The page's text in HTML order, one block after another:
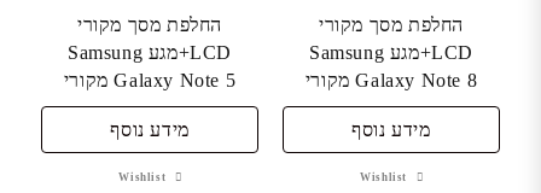
החלפת מסך מקורי
LCD+מגע Samsung
Galaxy Note 8 מקורי
מידע נוסף
Wishlist
החלפת מסך מקורי
LCD+מגע Samsung
Galaxy Note 5 מקורי
מידע נוסף
Wishlist